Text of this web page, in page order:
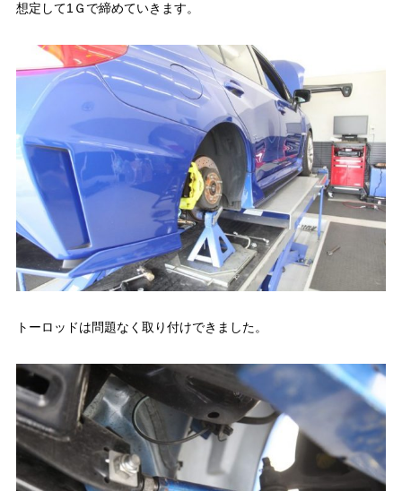
想定して1Ｇで締めていきます。
トーロッドは問題なく取り付けできました。